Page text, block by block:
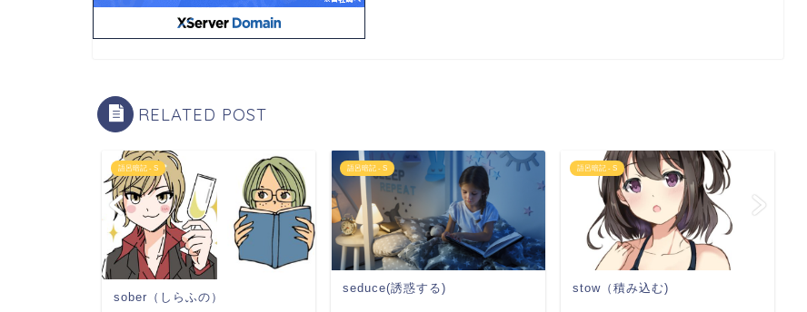
RELATED POST
語呂暗記 - S
sober（しらふの）
語呂暗記 - S
seduce(誘惑する)
語呂暗記 - S
stow（積み込む)